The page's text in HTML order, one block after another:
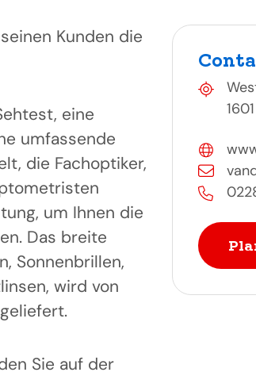
Kunden die
eine
umfassende
die Fachoptiker,
um Ihnen die
Das breite
Sonnenbrillen,
wird von
Sie auf der